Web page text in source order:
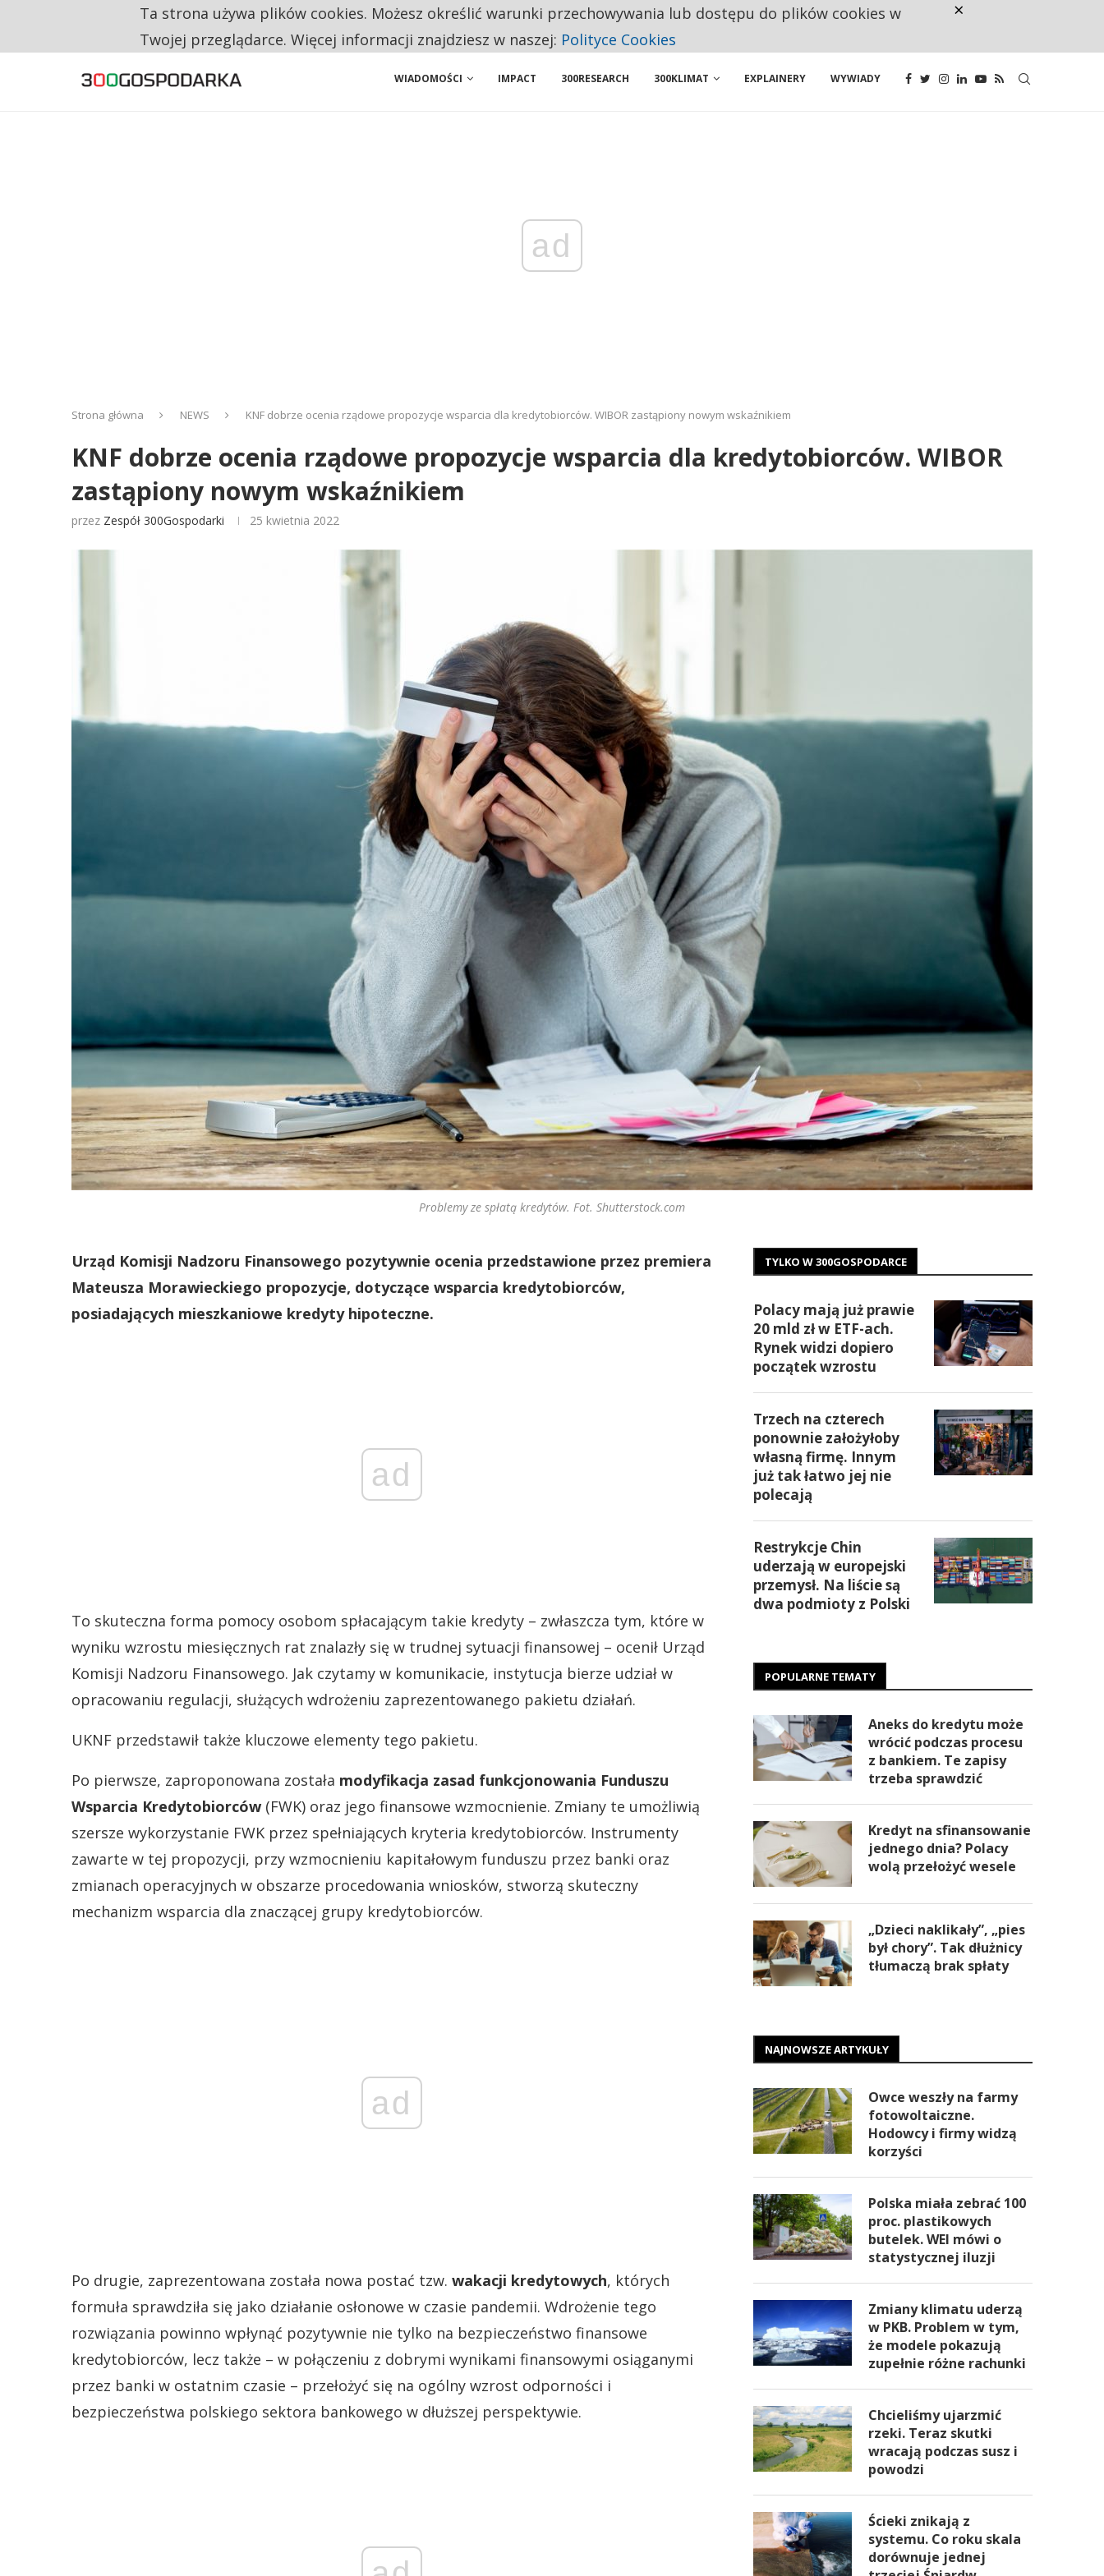
RESTRYKCJE CHIN UDERZAJĄ W EUROPEJSKI PRZEMYSŁ. NA LIŚCIE SĄ DWA PODMIOTY Z POLSKI
WIADOMOŚCI IMPACT 300RESEARCH 300KLIMAT EXPLAINERY WYWIADY
ad
Strona główna NEWS KNF dobrze ocenia rządowe propozycje wsparcia dla kredytobiorców. WIBOR zastąpiony nowym wskaźnikiem
KNF dobrze ocenia rządowe propozycje wsparcia dla kredytobiorców. WIBOR
zastąpiony nowym wskaźnikiem
przez Zespół 300Gospodarki 25 kwietnia 2022
Problemy ze spłatą kredytów. Fot. Shutterstock.com
Urząd Komisji Nadzoru Finansowego pozytywnie ocenia przedstawione przez premiera
Mateusza Morawieckiego propozycje, dotyczące wsparcia kredytobiorców,
posiadających mieszkaniowe kredyty hipoteczne.
ad
To skuteczna forma pomocy osobom spłacającym takie kredyty – zwłaszcza tym, które w
wyniku wzrostu miesięcznych rat znalazły się w trudnej sytuacji finansowej – ocenił Urząd
Komisji Nadzoru Finansowego. Jak czytamy w komunikacie, instytucja bierze udział w
opracowaniu regulacji, służących wdrożeniu zaprezentowanego pakietu działań.
UKNF przedstawił także kluczowe elementy tego pakietu.
Po pierwsze, zaproponowana została modyfikacja zasad funkcjonowania Funduszu
Wsparcia Kredytobiorców (FWK) oraz jego finansowe wzmocnienie. Zmiany te umożliwią
szersze wykorzystanie FWK przez spełniających kryteria kredytobiorców. Instrumenty
zawarte w tej propozycji, przy wzmocnieniu kapitałowym funduszu przez banki oraz
zmianach operacyjnych w obszarze procedowania wniosków, stworzą skuteczny
mechanizm wsparcia dla znaczącej grupy kredytobiorców.
ad
Po drugie, zaprezentowana została nowa postać tzw. wakacji kredytowych, których
formuła sprawdziła się jako działanie osłonowe w czasie pandemii. Wdrożenie tego
rozwiązania powinno wpłynąć pozytywnie nie tylko na bezpieczeństwo finansowe
kredytobiorców, lecz także – w połączeniu z dobrymi wynikami finansowymi osiąganymi
przez banki w ostatnim czasie – przełożyć się na ogólny wzrost odporności i
bezpieczeństwa polskiego sektora bankowego w dłuższej perspektywie.
TYLKO W 300GOSPODARCE
Polacy mają już prawie
20 mld zł w ETF-ach.
Rynek widzi dopiero
początek wzrostu
Trzech na czterech
ponownie założyłoby
własną firmę. Innym
już tak łatwo jej nie
polecają
Restrykcje Chin
uderzają w europejski
przemysł. Na liście są
dwa podmioty z Polski
POPULARNE TEMATY
Aneks do kredytu może
wrócić podczas procesu
z bankiem. Te zapisy
trzeba sprawdzić
Kredyt na sfinansowanie
jednego dnia? Polacy
wolą przełożyć wesele
„Dzieci naklikały”, „pies
był chory”. Tak dłużnicy
tłumaczą brak spłaty
NAJNOWSZE ARTYKUŁY
Owce weszły na farmy
fotowoltaiczne.
Hodowcy i firmy widzą
korzyści
Polska miała zebrać 100
proc. plastikowych
butelek. WEI mówi o
statystycznej iluzji
Zmiany klimatu uderzą
w PKB. Problem w tym,
że modele pokazują
zupełnie różne rachunki
Chcieliśmy ujarzmić
rzeki. Teraz skutki
wracają podczas susz i
powodzi
Ścieki znikają z
systemu. Co roku skala
dorównuje jednej
Ta strona używa plików cookies. Możesz określić warunki przechowywania lub dostępu do plików cookies w
Twojej przeglądarce. Więcej informacji znajdziesz w naszej: Polityce Cookies
×